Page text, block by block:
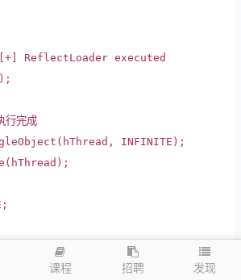
课程 招聘 发现
ReflectLoader executed
);
完成
INFINITE);